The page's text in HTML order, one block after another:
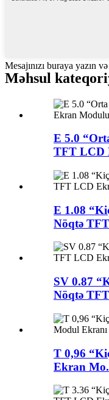
Mesajınızı buraya yazın
Məhsul
E 5.0
TFT LCD
E 1.08
Nöqtə
SV 0.87
Nöqtə
T 0,96
Ekran